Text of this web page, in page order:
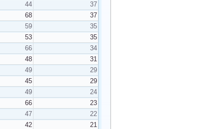
44
37
68
37
59
35
53
35
66
34
48
31
49
29
45
29
49
24
66
23
47
22
42
21